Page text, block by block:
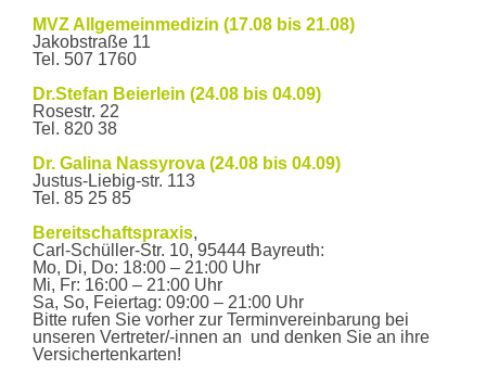
Cookie-Zustimmung verwalten
Um Ihnen ein optimales Erlebnis zu bieten, verwenden wir Technologien
wie Cookies, um Geräteinformationen zu speichern und/oder darauf
zuzugreifen. Wenn Sie diesen Technologien zustimmen, können wir Daten
Uhr
Mo, Di,
Do
14:30 Uhr - 18:00
Mo – Fr
8:30 Uhr - 11:00 Uhr
Mo, Di,
Do
15:00 Uhr - 17:00
Vereinbarung
Auf dem Parkplatz zwischen dem Kinderhaus Bayreuth und
ein kostenloser Stellplatz zur Verfügung.
Kontaktieren Sie uns
Hausärzte in der Munckerstraße
Munckerstraße 14
95444 Bayreuth
Telefon
0921 - 2 46 45
MVZ Allgemeinmedizin (17.08 bis 21.08)
Jakobstraße 11
Tel. 507 1760
Dr.Stefan Beierlein (24.08 bis 04.09)
Rosestr. 22
Tel. 820 38
Dr. Galina Nassyrova (24.08 bis 04.09)
Justus-Liebig-str. 113
Tel. 85 25 85
Bereitschaftspraxis,
Carl-Schüller-Str. 10, 95444 Bayreuth:
Mo, Di, Do: 18:00 – 21:00 Uhr
Mi, Fr: 16:00 – 21:00 Uhr
Sa, So, Feiertag: 09:00 – 21:00 Uhr
Bitte rufen Sie vorher zur Terminvereinbarung bei
unseren Vertreter/-innen an und denken Sie an ihre
Versichertenkarten!